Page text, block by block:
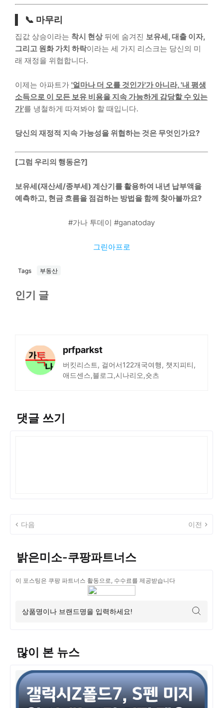
📞 마무리
집값 상승이라는 착시 현상뒤에 숨겨진 보유세, 대출 이자,
그리고 원화 가치 하락이라는 세 가지 리스크는 당신의 미
래 재정을 위협합니다.
이제는 아파트가 '얼마나 더 오를 것인가'가 아니라, '내 평생
소득으로 이 모든 보유 비용을 지속 가능하게 감당할 수 있는
가'를 냉철하게 따져봐야 할 때입니다.
당신의 재정적 지속 가능성을 위협하는 것은 무엇인가요?
[그럼 우리의 행동은?]
보유세(재산세/종부세) 계산기를 활용하여 내년 납부액을
예측하고, 현금 흐름을 점검하는 방법을 함께 찾아볼까요?
#가나 투데이 #ganatoday
그린아프로
Tags 부동산
인기 글
prfparkst
버킷리스트, 걸어서122개국여행, 챗지피티,
애드센스,블로그,시나리오,숏츠
댓글 쓰기
다음 이전
밝은미소-쿠팡파트너스
이 포스팅은 쿠팡 파트너스 활동으로, 수수료를 제공받습니다
많이 본 뉴스